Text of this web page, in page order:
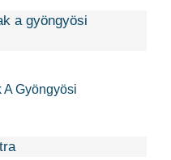
A Gyöngyösi